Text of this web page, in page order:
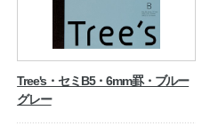
Tree's・セミB5・6mm罫・ブルー
グレー